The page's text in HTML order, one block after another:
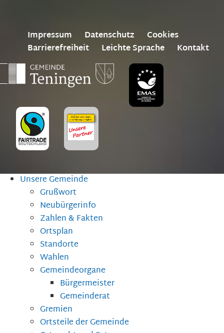
Impressum Datenschutz
Cookies
Barrierefreiheit
Leichte Sprache Kontakt
Unsere Gemeinde
Grußwort
Neubürgerinfo
Zahlen & Fakten
Ortsplan
Standorte
Wahlen
Gemeindeorgane
Bürgermeister
Gemeinderat
Gremien
Ortsteile der Gemeinde